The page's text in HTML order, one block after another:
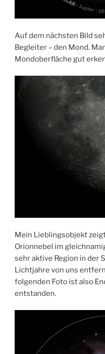
Auf dem nächsten Bild
Begleiter – den Mond.
Mondoberfläche gut
Mein Lieblingsobjekt
Orionnebel im
sehr aktive Region in der
Lichtjahre von uns
folgenden Foto ist also
entstanden.